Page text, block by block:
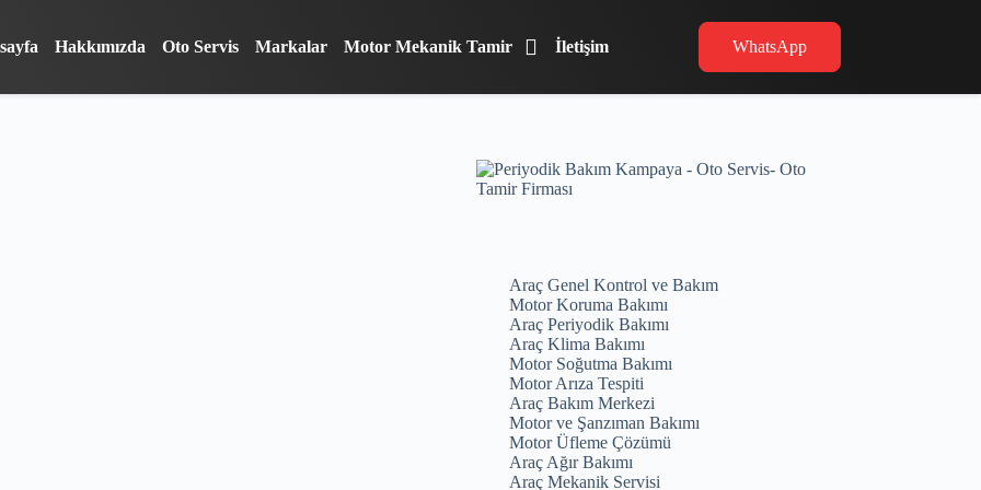
Hakkımızda Oto Servis Markalar Motor Mekanik Tamir İletişim WhatsApp
Araç Genel Kontrol ve Bakım
Motor Koruma Bakımı
Araç Periyodik Bakımı
Araç Klima Bakımı
Motor Soğutma Bakımı
Motor Arıza Tespiti
Araç Bakım Merkezi
Motor ve Şanzıman Bakımı
Motor Üfleme Çözümü
Araç Ağır Bakımı
Araç Mekanik Servisi